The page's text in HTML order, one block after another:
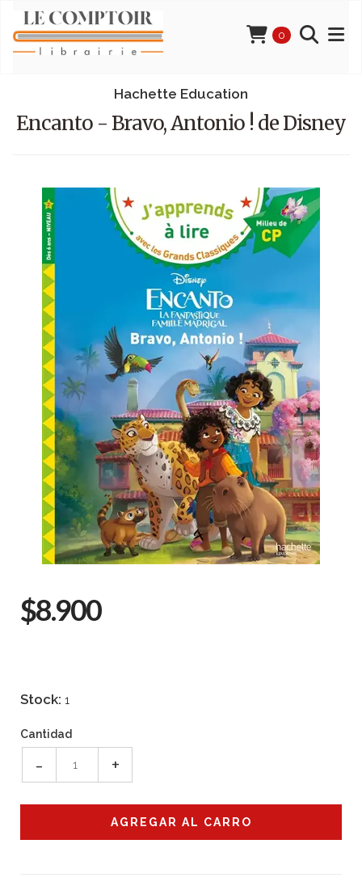
0
Hachette Education
Encanto - Bravo, Antonio ! de Disney
$8.900
Stock: 1
Cantidad
- +